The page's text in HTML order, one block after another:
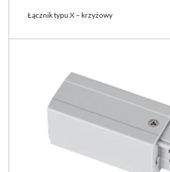
Łącznik typu X – krzyżowy